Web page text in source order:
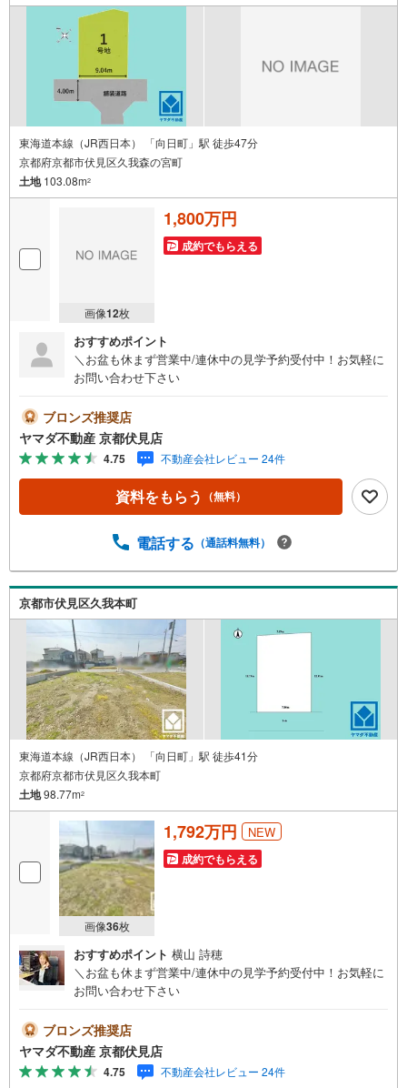
東海道本線（JR西日本） 「向日町」駅 徒歩47分
京都府京都市伏見区久我森の宮町
土地103.08m2
画像12枚
1,800万円
成約でもらえる
おすすめポイント
＼お盆も休まず営業中/連休中の見学予約受付中！お気軽に
お問い合わせ下さい
ブロンズ推奨店
ヤマダ不動産 京都伏見店
4.75 不動産会社レビュー 24件
資料をもらう （無料）
電話する （通話料無料）
京都市伏見区久我本町
東海道本線（JR西日本） 「向日町」駅 徒歩41分
京都府京都市伏見区久我本町
土地98.77m2
画像36枚
1,792万円 NEW
成約でもらえる
おすすめポイント 横山 詩穂
＼お盆も休まず営業中/連休中の見学予約受付中！お気軽に
お問い合わせ下さい
ブロンズ推奨店
ヤマダ不動産 京都伏見店
4.75 不動産会社レビュー 24件